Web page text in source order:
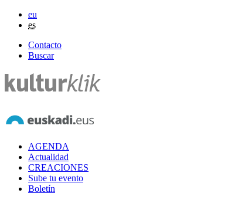
eu
es
Contacto
Buscar
AGENDA
Actualidad
CREACIONES
Sube tu evento
Boletín